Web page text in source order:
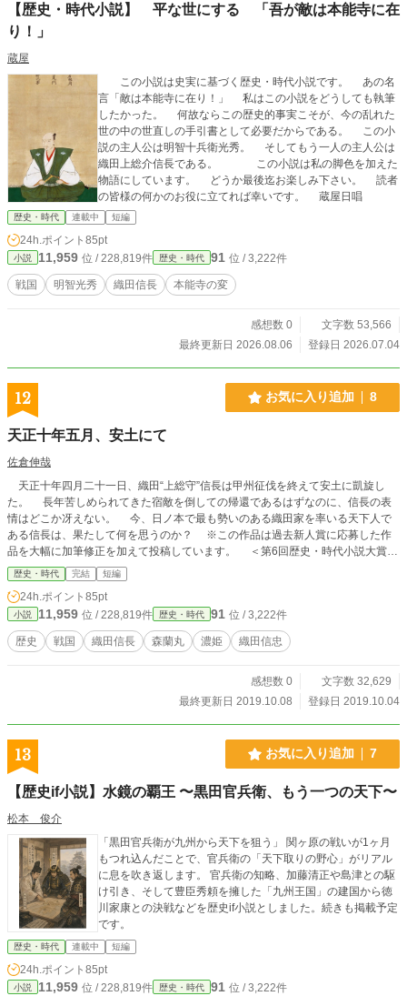
【歴史・時代小説】 平な世にする 「吾が敵は本能寺に在
り！」
蔵屋
この小説は史実に基づく歴史・時代小説です。 あの名
言「敵は本能寺に在り！」 私はこの小説をどうしても執筆
したかった。 何故ならこの歴史的事実こそが、今の乱れた
世の中の世直しの手引書として必要だからである。 この小
説の主人公は明智十兵衛光秀。 そしてもう一人の主人公は
織田上総介信長である。 この小説は私の脚色を加えた
物語にしています。 どうか最後迄お楽しみ下さい。 読者
の皆様の何かのお役に立てれば幸いです。 蔵屋日唱
歴史・時代 連載中 短編
24h.ポイント 85pt
小説 11,959 位 / 228,819件 歴史・時代 91 位 / 3,222件
戦国 明智光秀 織田信長 本能寺の変
感想数 0
文字数 53,566
最終更新日 2026.08.06
登録日 2026.07.04
12 お気に入り追加 8
天正十年五月、安土にて
佐倉伸哉
天正十年四月二十一日、織田“上総守”信長は甲州征伐を終えて安土に凱旋し
た。 長年苦しめられてきた宿敵を倒しての帰還であるはずなのに、信長の表
情はどこか冴えない。 今、日ノ本で最も勢いのある織田家を率いる天下人で
ある信長は、果たして何を思うのか？ ※この作品は過去新人賞に応募した作
品を大幅に加筆修正を加えて投稿しています。 ＜第6回歴史・時代小説大賞＞
にエントリーしています！ 皆様の投票、よろしくお願い致します。 『小説
家になろう（https://ncode.syosetu.com/n2184fu/ ）』および私が運営するサイ
ト『海の見える高台の家』でも同時掲載中
歴史・時代 完結 短編
24h.ポイント 85pt
小説 11,959 位 / 228,819件 歴史・時代 91 位 / 3,222件
歴史 戦国 織田信長 森蘭丸 濃姫 織田信忠
感想数 0
文字数 32,629
最終更新日 2019.10.08
登録日 2019.10.04
13 お気に入り追加 7
【歴史if小説】水鏡の覇王 〜黒田官兵衛、もう一つの天下〜
松本 俊介
「黒田官兵衛が九州から天下を狙う」 関ヶ原の戦いが1ヶ月
もつれ込んだことで、官兵衛の「天下取りの野心」がリアル
に息を吹き返します。 官兵衛の知略、加藤清正や島津との駆
け引き、そして豊臣秀頼を擁した「九州王国」の建国から徳
川家康との決戦などを歴史if小説としました。続きも掲載予定
です。
歴史・時代 連載中 短編
24h.ポイント 85pt
小説 11,959 位 / 228,819件 歴史・時代 91 位 / 3,222件